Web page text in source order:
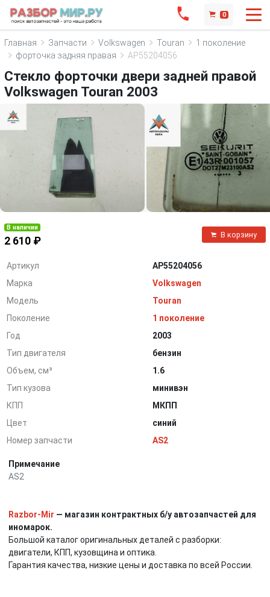
0
Главная Запчасти Volkswagen Touran
1 поколение
форточка задняя правая
AP55204056
Стекло форточки двери задней правой
Volkswagen Touran 2003
В наличии
2 610 ₽
В корзину
Артикул
AP55204056
Марка
Volkswagen
Модель
Touran
Поколение
1 поколение
Год
2003
Тип двигателя
бензин
Объем, см³
1.6
Тип кузова
минивэн
КПП
МКПП
Цвет
синий
Номер запчасти
AS2
Примечание
AS2
Razbor-Mir — магазин контрактных б/у автозапчастей для
иномарок.
Большой каталог оригинальных деталей с разборки:
двигатели, КПП, кузовщина и оптика.
Гарантия качества, низкие цены и доставка по всей России.